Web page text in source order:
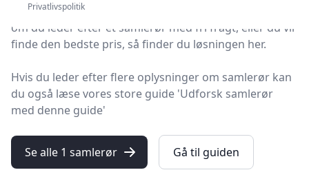
Uanset om du prioriterer høj kvalitet uanset prisen,
om du leder efter et samlerør med fri fragt, eller du vil
finde den bedste pris, så finder du løsningen her.
Hvis du leder efter flere oplysninger om samlerør kan
du også læse vores store guide 'Udforsk samlerør
med denne guide'
Se alle 1 samlerør Gå til guiden
Privatlivspolitik